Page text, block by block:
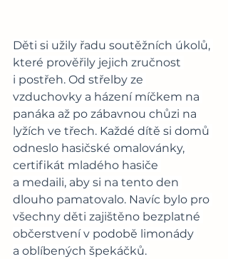
Děti si užily řadu soutěžních úkolů,
které prověřily jejich zručnost
i postřeh. Od střelby ze
vzduchovky a házení míčkem na
panáka až po zábavnou chůzi na
lyžích ve třech. Každé dítě si domů
odneslo hasičské omalovánky,
certifikát mladého hasiče
a medaili, aby si na tento den
dlouho pamatovalo. Navíc bylo pro
všechny děti zajištěno bezplatné
občerstvení v podobě limonády
a oblíbených špekáčků.